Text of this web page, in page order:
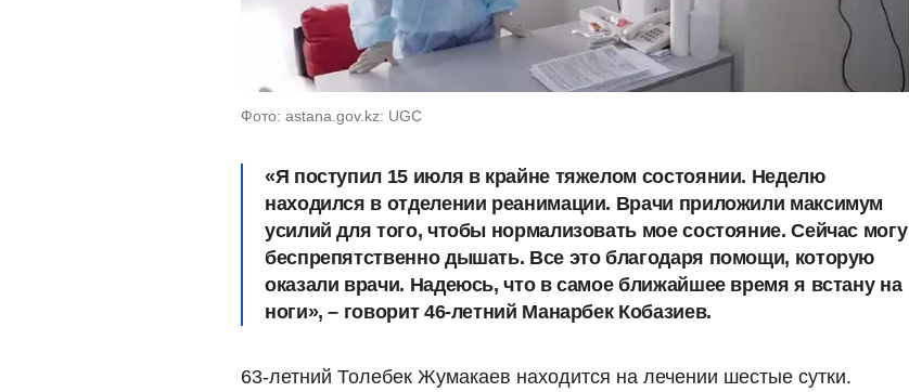
Фото: astana.gov.kz: UGC
«Я поступил 15 июля в крайне тяжелом состоянии. Неделю
находился в отделении реанимации. Врачи приложили максимум
усилий для того, чтобы нормализовать мое состояние. Сейчас могу
беспрепятственно дышать. Все это благодаря помощи, которую
оказали врачи. Надеюсь, что в самое ближайшее время я встану на
ноги», – говорит 46-летний Манарбек Кобазиев.
63-летний Толебек Жумакаев находится на лечении шестые сутки.